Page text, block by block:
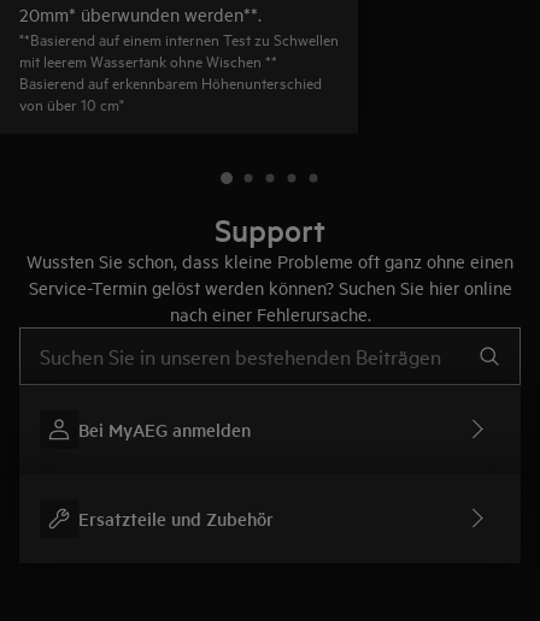
20mm* überwunden werden**.
"*Basierend auf einem internen Test zu Schwellen
mit leerem Wassertank ohne Wischen **
Basierend auf erkennbarem Höhenunterschied
von über 10 cm"
Support
Wussten Sie schon, dass kleine Probleme oft ganz ohne einen
Service-Termin gelöst werden können? Suchen Sie hier online
nach einer Fehlerursache.
Bei MyAEG anmelden
Ersatzteile und Zubehör